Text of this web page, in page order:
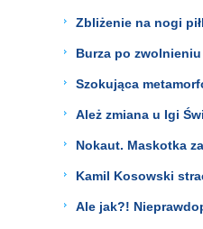
Zbliżenie na nogi
Burza po
Szokująca
Ależ zmiana u Igi
Nokaut. Maskotka
Kamil Kosowski
Ale jak?!